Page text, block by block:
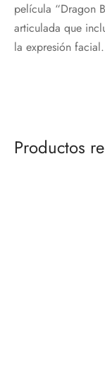
película “Dragon
articulada que
la expresión facial.
Productos